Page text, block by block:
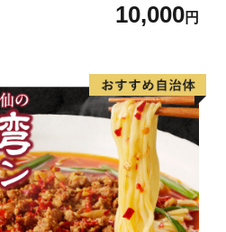
10,000円